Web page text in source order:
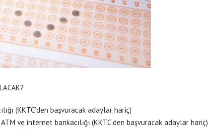
(KKTC’den başvuracak adaylar hariç)
ve internet bankacılığı (KKTC’den başvuracak adaylar hariç)